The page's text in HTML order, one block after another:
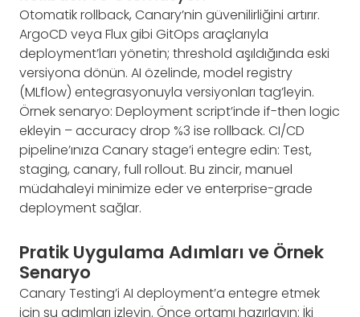
Otomatik rollback, Canary’nin güvenilirliğini artırır.
ArgoCD veya Flux gibi GitOps araçlarıyla
deployment’ları yönetin; threshold aşıldığında eski
versiyona dönün. AI özelinde, model registry
(MLflow) entegrasyonuyla versiyonları tag’leyin.
Örnek senaryo: Deployment script’inde if-then logic
ekleyin – accuracy drop %3 ise rollback. CI/CD
pipeline’ınıza Canary stage’i entegre edin: Test,
staging, canary, full rollout. Bu zincir, manuel
müdahaleyi minimize eder ve enterprise-grade
deployment sağlar.
Pratik Uygulama Adımları ve Örnek
Senaryo
Canary Testing’i AI deployment’a entegre etmek
için şu adımları izleyin. Önce ortamı hazırlayın: İki